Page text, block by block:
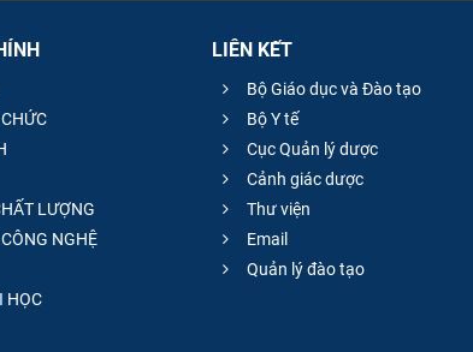
LƯỢNG
NGHỆ
HỌC
LIÊN KẾT
Bộ Giáo dục và Đào tạo
Bộ Y tế
Cục Quản lý dược
Cảnh giác dược
Thư viện
Email
Quản lý đào tạo